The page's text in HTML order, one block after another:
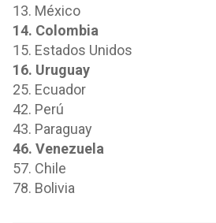
13. México
14. Colombia
15. Estados Unidos
16. Uruguay
25. Ecuador
42. Perú
43. Paraguay
46. Venezuela
57. Chile
78. Bolivia